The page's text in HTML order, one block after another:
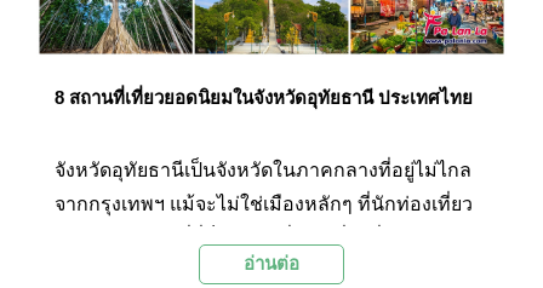
8 สถานที่เที่ยวยอดนิยมในจังหวัดอุทัยธานี ประเทศไทย
จังหวัดอุทัยธานีเป็นจังหวัดในภาคกลางที่อยู่ไม่ไกล
จากกรุงเทพฯ แม้จะไม่ใช่เมืองหลักๆ ที่นักท่องเที่ยว
ไม่เหมือนใคร ไม่ว่าจะเป็นวัดวาอาราม ธรรมชาติ
อ่านต่อ